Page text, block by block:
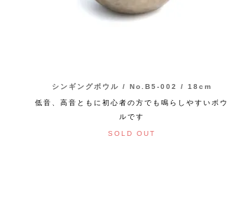
シンギングボウル / No.B5-002 / 18cm
低音、高音ともに初心者の方でも鳴らしやすいボウ
ルです
SOLD OUT